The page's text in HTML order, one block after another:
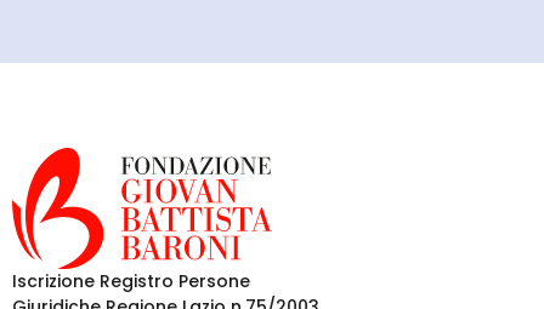
Iscrizione Registro Persone